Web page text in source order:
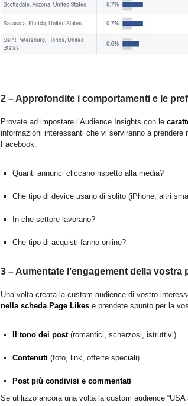
2 – Approfondite i comportamenti e le
Provate ad impostare l’Audience Insights con le
informazioni interessanti che vi serviranno a
Facebook.
Quanti annunci cliccano rispetto alla media?
Che tipo di device usano di solito (iPhone, altri
In che settore lavorano?
Che tipo di acquisti fanno online?
3 – Aumentate l’engagement della vostra
Una volta creata la custom audience di vostro
nella scheda Page Likes e prendete spunto per la
Il tono dei post(romantici, scherzosi, istruttivi)
Contenuti (foto, link, offerte speciali)
Post più condivisi e commentati
Se utilizzo ancora una volta la custom audience